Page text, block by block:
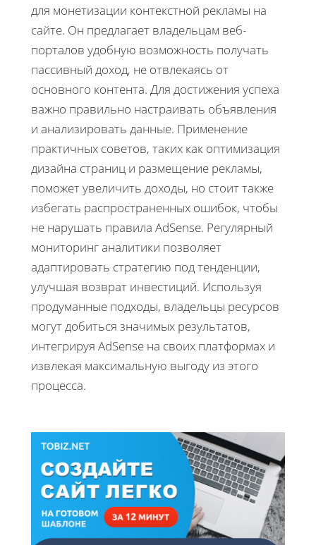
для монетизации контекстной рекламы на
сайте. Он предлагает владельцам веб-
порталов удобную возможность получать
пассивный доход, не отвлекаясь от
основного контента. Для достижения успеха
важно правильно настраивать объявления
и анализировать данные. Применение
практичных советов, таких как оптимизация
дизайна страниц и размещение рекламы,
поможет увеличить доходы, но стоит также
избегать распространенных ошибок, чтобы
не нарушать правила AdSense. Регулярный
мониторинг аналитики позволяет
адаптировать стратегию под тенденции,
улучшая возврат инвестиций. Используя
продуманные подходы, владельцы ресурсов
могут добиться значимых результатов,
интегрируя AdSense на своих платформах и
извлекая максимальную выгоду из этого
процесса.